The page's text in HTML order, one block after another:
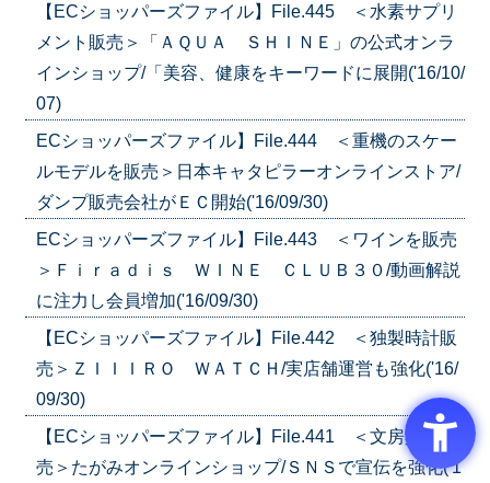
【ECショッパーズファイル】File.445 ＜水素サプリ
メント販売＞「ＡＱＵＡ ＳＨＩＮＥ」の公式オンラ
インショップ/「美容、健康をキーワードに展開('16/10/
07)
ECショッパーズファイル】File.444 ＜重機のスケー
ルモデルを販売＞日本キャタピラーオンラインストア/
ダンプ販売会社がＥＣ開始('16/09/30)
ECショッパーズファイル】File.443 ＜ワインを販売
＞Ｆｉｒａｄｉｓ ＷＩＮＥ ＣＬＵＢ３０/動画解説
に注力し会員増加('16/09/30)
【ECショッパーズファイル】File.442 ＜独製時計販
売＞ＺＩＩＩＲＯ ＷＡＴＣＨ/実店舗運営も強化('16/
09/30)
【ECショッパーズファイル】File.441 ＜文房具を販
売＞たがみオンラインショップ/ＳＮＳで宣伝を強化('1